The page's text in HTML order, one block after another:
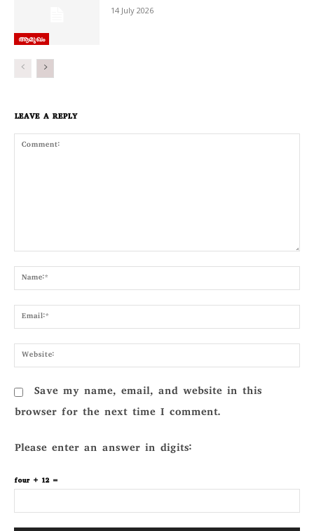
ആമുഖം
14 July 2026
LEAVE A REPLY
Save my name, email, and website in this
browser for the next time I comment.
Please enter an answer in digits:
four + 12 =